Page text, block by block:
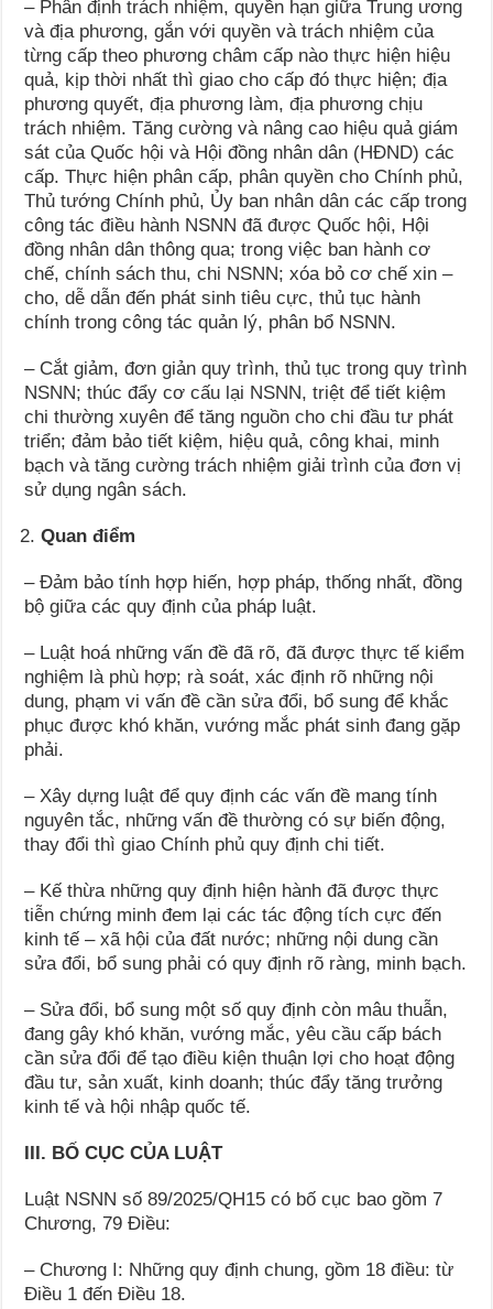
– Phân định trách nhiệm, quyền hạn giữa Trung ương
và địa phương, gắn với quyền và trách nhiệm của
từng cấp theo phương châm cấp nào thực hiện hiệu
quả, kịp thời nhất thì giao cho cấp đó thực hiện; địa
phương quyết, địa phương làm, địa phương chịu
trách nhiệm. Tăng cường và nâng cao hiệu quả giám
sát của Quốc hội và Hội đồng nhân dân (HĐND) các
cấp. Thực hiện phân cấp, phân quyền cho Chính phủ,
Thủ tướng Chính phủ, Ủy ban nhân dân các cấp trong
công tác điều hành NSNN đã được Quốc hội, Hội
đồng nhân dân thông qua; trong việc ban hành cơ
chế, chính sách thu, chi NSNN; xóa bỏ cơ chế xin –
cho, dễ dẫn đến phát sinh tiêu cực, thủ tục hành
chính trong công tác quản lý, phân bổ NSNN.
– Cắt giảm, đơn giản quy trình, thủ tục trong quy trình
NSNN; thúc đẩy cơ cấu lại NSNN, triệt để tiết kiệm
chi thường xuyên để tăng nguồn cho chi đầu tư phát
triển; đảm bảo tiết kiệm, hiệu quả, công khai, minh
bạch và tăng cường trách nhiệm giải trình của đơn vị
sử dụng ngân sách.
Quan điểm
– Đảm bảo tính hợp hiến, hợp pháp, thống nhất, đồng
bộ giữa các quy định của pháp luật.
– Luật hoá những vấn đề đã rõ, đã được thực tế kiểm
nghiệm là phù hợp; rà soát, xác định rõ những nội
dung, phạm vi vấn đề cần sửa đổi, bổ sung để khắc
phục được khó khăn, vướng mắc phát sinh đang gặp
phải.
– Xây dựng luật để quy định các vấn đề mang tính
nguyên tắc, những vấn đề thường có sự biến động,
thay đổi thì giao Chính phủ quy định chi tiết.
– Kế thừa những quy định hiện hành đã được thực
tiễn chứng minh đem lại các tác động tích cực đến
kinh tế – xã hội của đất nước; những nội dung cần
sửa đổi, bổ sung phải có quy định rõ ràng, minh bạch.
– Sửa đổi, bổ sung một số quy định còn mâu thuẫn,
đang gây khó khăn, vướng mắc, yêu cầu cấp bách
cần sửa đổi để tạo điều kiện thuận lợi cho hoạt động
đầu tư, sản xuất, kinh doanh; thúc đẩy tăng trưởng
kinh tế và hội nhập quốc tế.
III. BỐ CỤC CỦA LUẬT
Luật NSNN số 89/2025/QH15 có bố cục bao gồm 7
Chương, 79 Điều:
– Chương I: Những quy định chung, gồm 18 điều: từ
Điều 1 đến Điều 18.